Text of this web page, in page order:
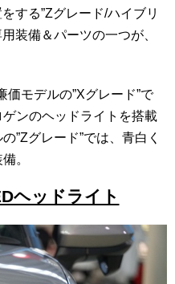
する”Zグレード/ハイブリ
装備＆パーツの一つが、
価モデルの”Xグレード”で
ンのヘッドライトを搭載
”Zグレード”では、青白く
。
ヘッドライト